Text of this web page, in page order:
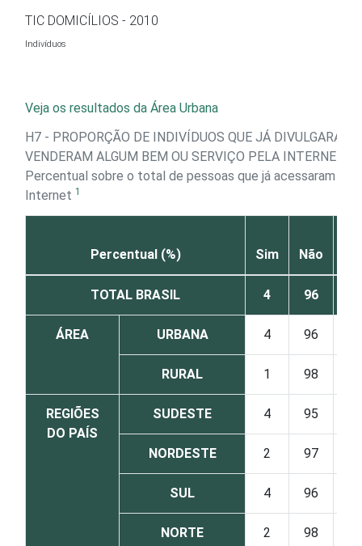
Ir para o conteúdo
TIC DOMICÍLIOS - 2010
Indivíduos
Veja os resultados da Área Urbana
H7 - PROPORÇÃO DE INDIVÍDUOS QUE JÁ DIVULGARAM
VENDERAM ALGUM BEM OU SERVIÇO PELA INTERNET
Percentual sobre o total de pessoas que já acessaram a
Internet 1
Percentual (%) Sim Não
TOTAL BRASIL 4 96
ÁREA URBANA 4 96
RURAL 1 98
REGIÕES
DO PAÍS
SUDESTE 4 95
NORDESTE 2 97
SUL 4 96
NORTE 2 98